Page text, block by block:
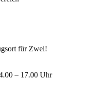
für Zwei!
– 17.00 Uhr